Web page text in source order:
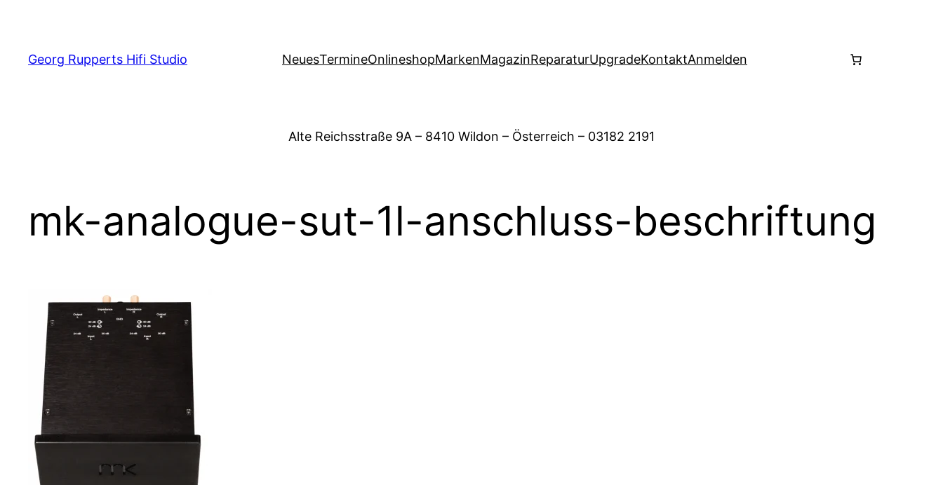
springen
Georg Rupperts Hifi Studio NeuesTermineOnlineshopMarkenMagazinReparaturUpgradeKontaktAnmelden
Alte Reichsstraße 9A – 8410 Wildon – Österreich – 03182 2191
mk-analogue-sut-1l-anschluss-beschriftung